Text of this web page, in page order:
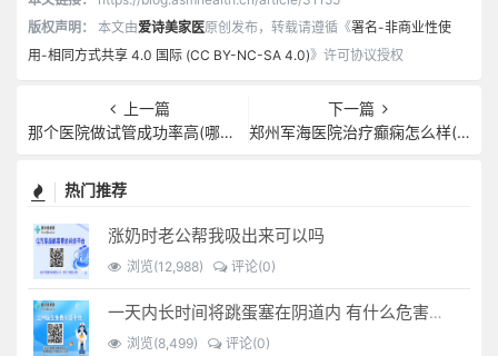
版权声明：
本文由爱诗美家医原创发布，转载请遵循《署名-非商业性使
用-相同方式共享 4.0 国际 (CC BY-NC-SA 4.0)》许可协议授权
上一篇
那个医院做试管成功率高(哪个医院试管可以选择性别)
下一篇
郑州军海医院治疗癫痫怎么样(郑州军海医院是正规医院吗)
热门推荐
涨奶时老公帮我吸出来可以吗
浏览(12,988) 评论(0)
一天内长时间将跳蛋塞在阴道内 有什么危害免...(跳蛋是放哪里)
浏览(8,499) 评论(0)